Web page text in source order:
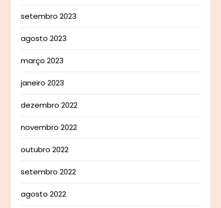
setembro 2023
agosto 2023
março 2023
janeiro 2023
dezembro 2022
novembro 2022
outubro 2022
setembro 2022
agosto 2022